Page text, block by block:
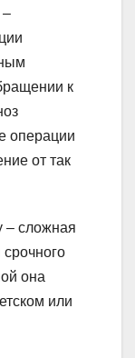
–
к
операции
от так
– сложная
она
или